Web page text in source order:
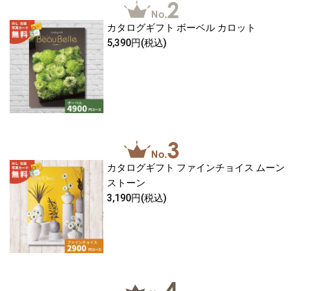
カタログギフト ボーベル カロット
5,390円(税込)
カタログギフト ファインチョイス ムーン
ストーン
3,190円(税込)